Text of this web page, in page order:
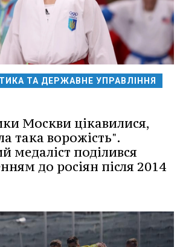
ТА ДЕРЖАВНЕ УПРАВЛІННЯ
Москви цікавилися,
така ворожість".
медаліст поділився
до росіян після 2014